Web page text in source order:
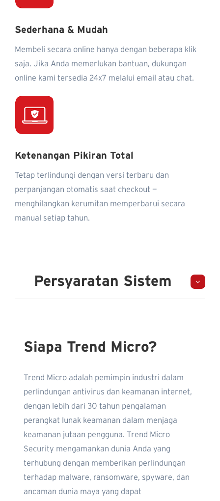
Sederhana & Mudah
Membeli secara online hanya dengan beberapa klik
saja. Jika Anda memerlukan bantuan, dukungan
online kami tersedia 24x7 melalui email atau chat.
Ketenangan Pikiran Total
Tetap terlindungi dengan versi terbaru dan
perpanjangan otomatis saat checkout —
menghilangkan kerumitan memperbarui secara
manual setiap tahun.
Persyaratan Sistem
Siapa Trend Micro?
Trend Micro adalah pemimpin industri dalam
perlindungan antivirus dan keamanan internet,
dengan lebih dari 30 tahun pengalaman
perangkat lunak keamanan dalam menjaga
keamanan jutaan pengguna. Trend Micro
Security mengamankan dunia Anda yang
terhubung dengan memberikan perlindungan
terhadap malware, ransomware, spyware, dan
ancaman dunia maya yang dapat